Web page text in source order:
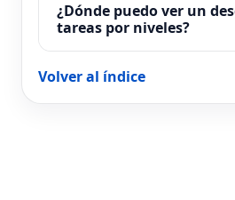
¿Dónde puedo ver un
tareas por niveles?
Volver al índice